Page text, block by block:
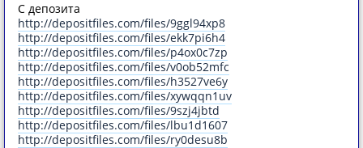
С депозита
http://depositfiles.com/files/9ggl94xp8
http://depositfiles.com/files/ekk7pi6h4
http://depositfiles.com/files/p4ox0c7zp
http://depositfiles.com/files/v0ob52mfc
http://depositfiles.com/files/h3527ve6y
http://depositfiles.com/files/xywqqn1uv
http://depositfiles.com/files/9szj4jbtd
http://depositfiles.com/files/lbu1d1607
http://depositfiles.com/files/ry0desu8b